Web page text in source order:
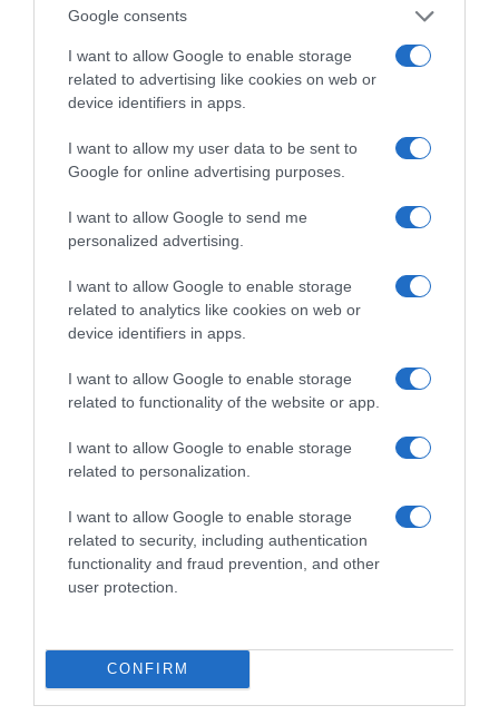
Google consents
I want to allow Google to enable storage
related to advertising like cookies on web or
device identifiers in apps.
I want to allow my user data to be sent to
Google for online advertising purposes.
I want to allow Google to send me
personalized advertising.
I want to allow Google to enable storage
related to analytics like cookies on web or
device identifiers in apps.
I want to allow Google to enable storage
related to functionality of the website or app.
I want to allow Google to enable storage
related to personalization.
I want to allow Google to enable storage
related to security, including authentication
functionality and fraud prevention, and other
user protection.
CONFIRM
Ο καιρός των
με δυνατούς βοριάδες
και σταδιακή άνοδο
της θερμοκρασίας
Κοινοποιήστε:
Facebook
Tags:media-τυπολογιεσ,Μια νύχτα μόνο
Έκπληκτη, η κοινή γνώμη παρακολουθεί τις
τελευταίες μέρες την αποκάλυψη της κο­μπίνας